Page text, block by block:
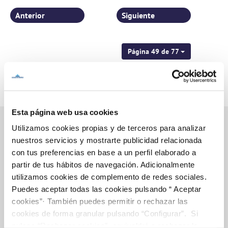
Esta página web usa cookies
Utilizamos cookies propias y de terceros para analizar
nuestros servicios y mostrarte publicidad relacionada
con tus preferencias en base a un perfil elaborado a
partir de tus hábitos de navegación. Adicionalmente
utilizamos cookies de complemento de redes sociales.
Puedes aceptar todas las cookies pulsando “ Aceptar
cookies”· También puedes permitir o rechazar las
cookies de forma granular pulsando “Configurar”. Si
Página 49 de 77
Anterior Siguiente
Inicio
Gestiones Online